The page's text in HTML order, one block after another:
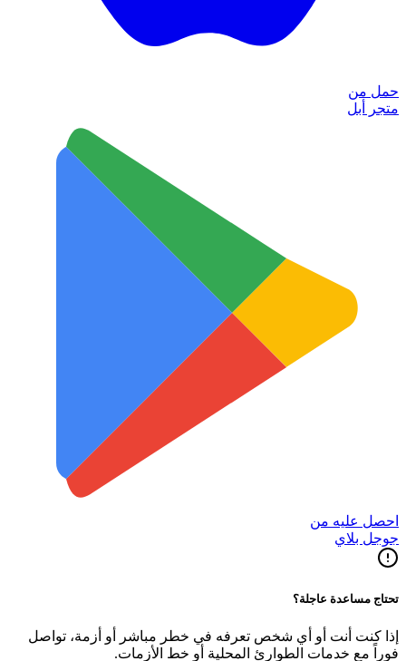
حمل من
متجر أبل
احصل عليه من
جوجل بلاي
تحتاج مساعدة عاجلة؟
إذا كنت أنت أو أي شخص تعرفه في خطر مباشر أو أزمة، تواصل
فوراً مع خدمات الطوارئ المحلية أو خط الأزمات.